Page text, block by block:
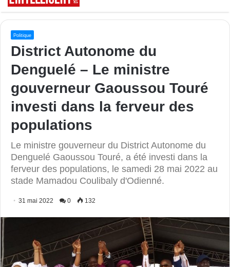
Politique
District Autonome du
Denguelé – Le ministre
gouverneur Gaoussou Touré
investi dans la ferveur des
populations
Le ministre gouverneur du District Autonome du
Denguelé Gaoussou Touré, a été investi dans la
ferveur des populations, le samedi 28 mai 2022 au
stade Mamadou Coulibaly d'Odienné.
31 mai 2022 0 132